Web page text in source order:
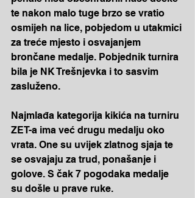
te nakon malo tuge brzo se vratio
osmijeh na lice, pobjedom u utakmici
za treće mjesto i osvajanjem
brončane medalje. Pobjednik turnira
bila je NK Trešnjevka i to sasvim
zasluženo.
Najmlađa kategorija kikića na turniru
ZET-a ima već drugu medalju oko
vrata. One su uvijek zlatnog sjaja te
se osvajaju za trud, ponašanje i
golove. S čak 7 pogodaka medalje
su došle u prave ruke.